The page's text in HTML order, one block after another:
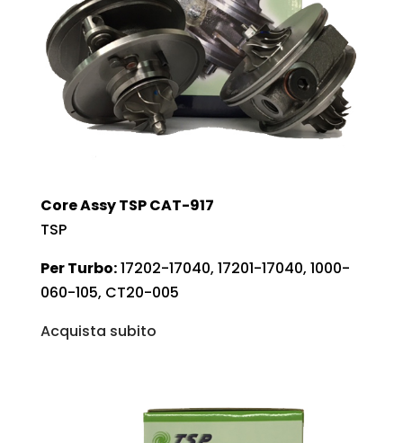
Core Assy TSP CAT-917
TSP
Per Turbo:17202-17040, 17201-17040, 1000-
060-105, CT20-005
Acquista subito